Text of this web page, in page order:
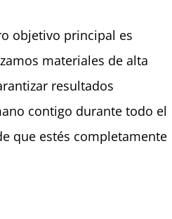
objetivo principal es
materiales de alta
resultados
contigo durante todo el
que estés completamente